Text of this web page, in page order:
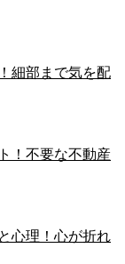
細部まで気を配
！不要な不動産
心理！心が折れ